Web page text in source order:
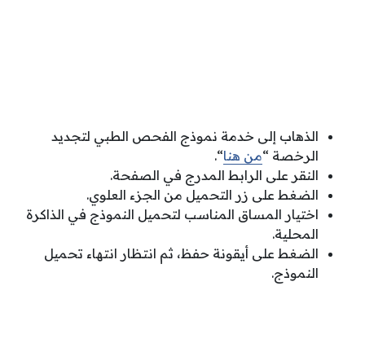
الذهاب إلى خدمة نموذج الفحص الطبي لتجديد
الرخصة “من هنا“.
النقر على الرابط المدرج في الصفحة.
الضغط على زر التحميل من الجزء العلوي.
اختيار المساق المناسب لتحميل النموذج في الذاكرة
المحلية.
الضغط على أيقونة حفظ، ثم انتظار انتهاء تحميل
النموذج.